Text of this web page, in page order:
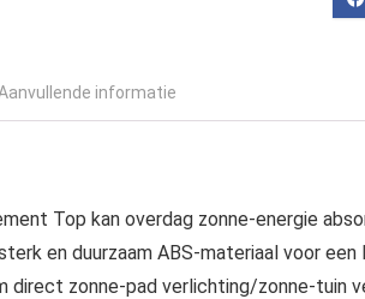
informatie
Top kan overdag zonne-energie
en duurzaam ABS-materiaal voor
direct zonne-pad verlichting/zonne-tuin